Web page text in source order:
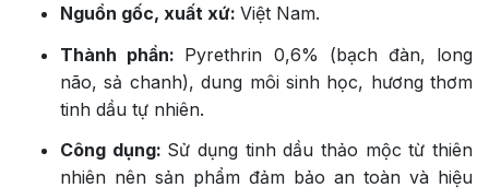
Nguồn gốc, xuất xứ: Việt Nam.
Thành phần: Pyrethrin 0,6% (bạch đàn, long
não, sả chanh), dung môi sinh học, hương thơm
tinh dầu tự nhiên.
Công dụng: Sử dụng tinh dầu thảo mộc từ thiên
nhiên nên sản phẩm đảm bảo an toàn và hiệu